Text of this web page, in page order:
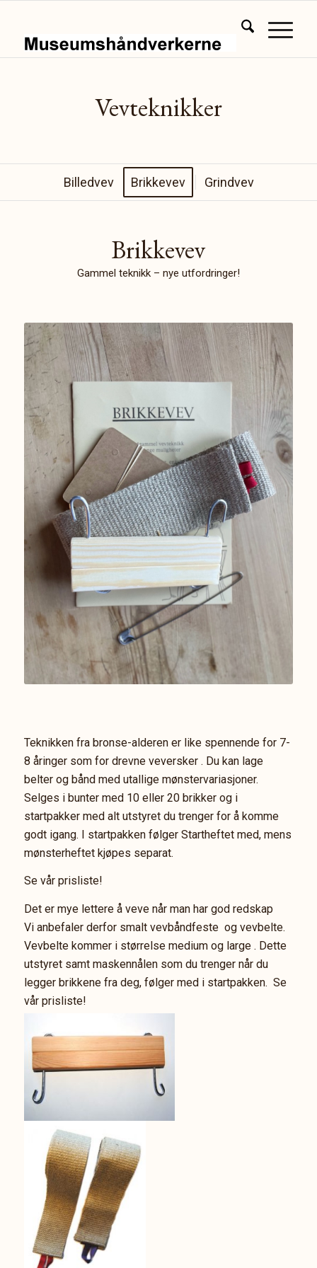
Vevteknikker
Billedvev Brikkevev Grindvev
Brikkevev
Gammel teknikk – nye utfordringer!
Teknikken fra bronse-alderen er like spennende for 7-
8 åringer som for drevne veversker . Du kan lage
belter og bånd med utallige mønstervariasjoner.
Selges i bunter med 10 eller 20 brikker og i
startpakker med alt utstyret du trenger for å komme
godt igang. I startpakken følger Startheftet med, mens
mønsterheftet kjøpes separat.
Se vår prisliste!
Det er mye lettere å veve når man har god redskap
Vi anbefaler derfor smalt vevbåndfeste og vevbelte.
Vevbelte kommer i størrelse medium og large . Dette
utstyret samt maskennålen som du trenger når du
legger brikkene fra deg, følger med i startpakken. Se
vår prisliste!